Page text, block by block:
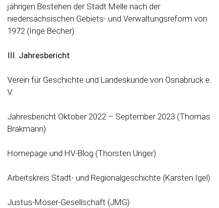
jährigen Bestehen der Stadt Melle nach der
niedersächsischen Gebiets- und Verwaltungsreform von
1972 (Inge Becher)
III. Jahresbericht
Verein für Geschichte und Landeskunde von Osnabrück e.
V.
Jahresbericht Oktober 2022 – September 2023 (Thomas
Brakmann)
Homepage und HV-Blog (Thorsten Unger)
Arbeitskreis Stadt- und Regionalgeschichte (Karsten Igel)
Justus-Möser-Gesellschaft (JMG)